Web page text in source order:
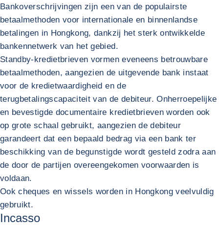
Bankoverschrijvingen zijn een van de populairste
betaalmethoden voor internationale en binnenlandse
betalingen in Hongkong, dankzij het sterk ontwikkelde
bankennetwerk van het gebied.
Standby-kredietbrieven vormen eveneens betrouwbare
betaalmethoden, aangezien de uitgevende bank instaat
voor de kredietwaardigheid en de
terugbetalingscapaciteit van de debiteur. Onherroepelijke
en bevestigde documentaire kredietbrieven worden ook
op grote schaal gebruikt, aangezien de debiteur
garandeert dat een bepaald bedrag via een bank ter
beschikking van de begunstigde wordt gesteld zodra aan
de door de partijen overeengekomen voorwaarden is
voldaan.
Ook cheques en wissels worden in Hongkong veelvuldig
gebruikt.
Incasso